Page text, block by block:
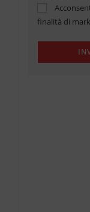
finalità di